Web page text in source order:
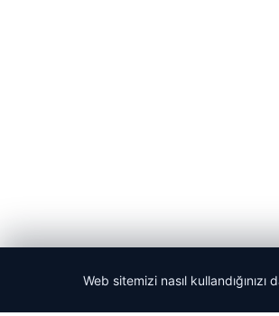
© 2026 Yerel Vakti – Güncel
Web sitemizi nasıl